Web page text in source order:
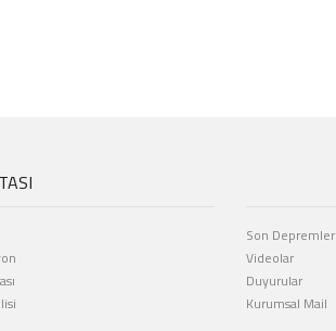
Son Depremler
Videolar
Duyurular
Kurumsal Mail